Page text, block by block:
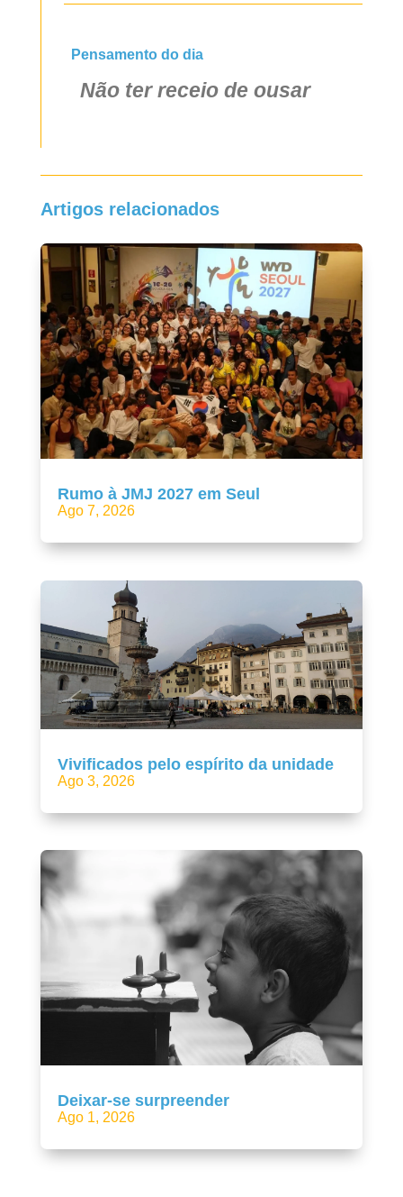
Pensamento do dia
Não ter receio de ousar
Artigos relacionados
Rumo à JMJ 2027 em Seul
Ago 7, 2026
Vivificados pelo espírito da unidade
Ago 3, 2026
Deixar-se surpreender
Ago 1, 2026